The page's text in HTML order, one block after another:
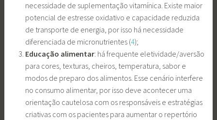
necessidade de suplementação vitamínica. Existe maior
potencial de estresse oxidativo e capacidade reduzida
de transporte de energia, por isso há necessidade
diferenciada de micronutrientes (4);
Educação alimentar: há frequente eletividade/aversão
para cores, texturas, cheiros, temperatura, sabor e
modos de preparo dos alimentos. Esse cenário interfere
no consumo alimentar, por isso deve acontecer uma
orientação cautelosa com os responsáveis e estratégias
criativas com os pacientes para aumentar o repertório